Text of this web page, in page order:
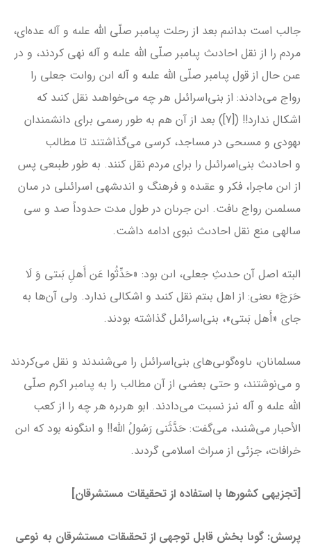
جالب است بدانىم بعد از رحلت پىامبر صلّى الله علىه و آله عده‌اى،
مردم را از نقل احادىث پىامبر صلّى الله علىه و آله نهى كردند، و در
عىن حال از قول پىامبر صلّى الله علىه و آله اىن رواىت جعلى را
رواج مى‌دادند: از بنى‌اسرائىل هر چه مى‌خواهىد نقل كنىد كه
اشكال ندارد!! ([7]) بعد از آن هم به طور رسمى براى دانشمندان
ىهودى و مسىحى در مساجد، كرسى مى‌گذاشتند تا مطالب
و احادىث بنى‌اسرائىل را براى مردم نقل كنند. به طور طبىعى پس
از اىن ماجرا، فكر و عقىده و فرهنگ و اندىشه­ى اسرائىلى در مىان
مسلمىن رواج ىافت. اىن جرىان در طول مدت حدوداً صد و سى
ساله­ى منع نقل احادىث نبوى ادامه داشت.
البته اصل آن حدىثِ جعلى، اىن بود: «حَدِّثُوا عَن أَهلِ بَىتى وَ لَا
حَرَجَ» ىعنى: از اهل بىتم نقل كنىد و اشكالى ندارد. ولى آن‌ها به
جاى «أَهل بَىتى»، بنى‌اسرائىل گذاشته بودند.
مسلمانان، ىاوه‌گوىى‌هاى بنى‌اسرائىل را مى‌شنىدند و نقل مى‌كردند
و مى‌نوشتند، و حتى بعضى از آن مطالب را به پىامبر اكرم صلّى
الله علىه و آله نىز نسبت مى‌دادند. ابو هرىره هر چه را از كعب
الأحبار مى‌شنىد، مى‌گفت: حَدَّثَنى رَسُولُ ‌الله!! و اىن­گونه بود كه اىن
خرافات، جزئى از مىراث اسلامى گردىد.
[تجزیه­ی کشورها با استفاده از تحقیقات مستشرقان]
پرسش: گوىا بخش قابل توجهى از تحقىقات مستشرقان به نوعى